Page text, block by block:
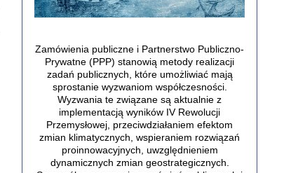
Zamówienia publiczne i Partnerstwo Publiczno-
Prywatne (PPP) stanowią metody realizacji
zadań publicznych, które umożliwiać mają
sprostanie wyzwaniom współczesności.
Wyzwania te związane są aktualnie z
implementacją wyników IV Rewolucji
Przemysłowej, przeciwdziałaniem efektom
zmian klimatycznych, wspieraniem rozwiązań
proinnowacyjnych, uwzględnieniem
dynamicznych zmian geostrategicznych.